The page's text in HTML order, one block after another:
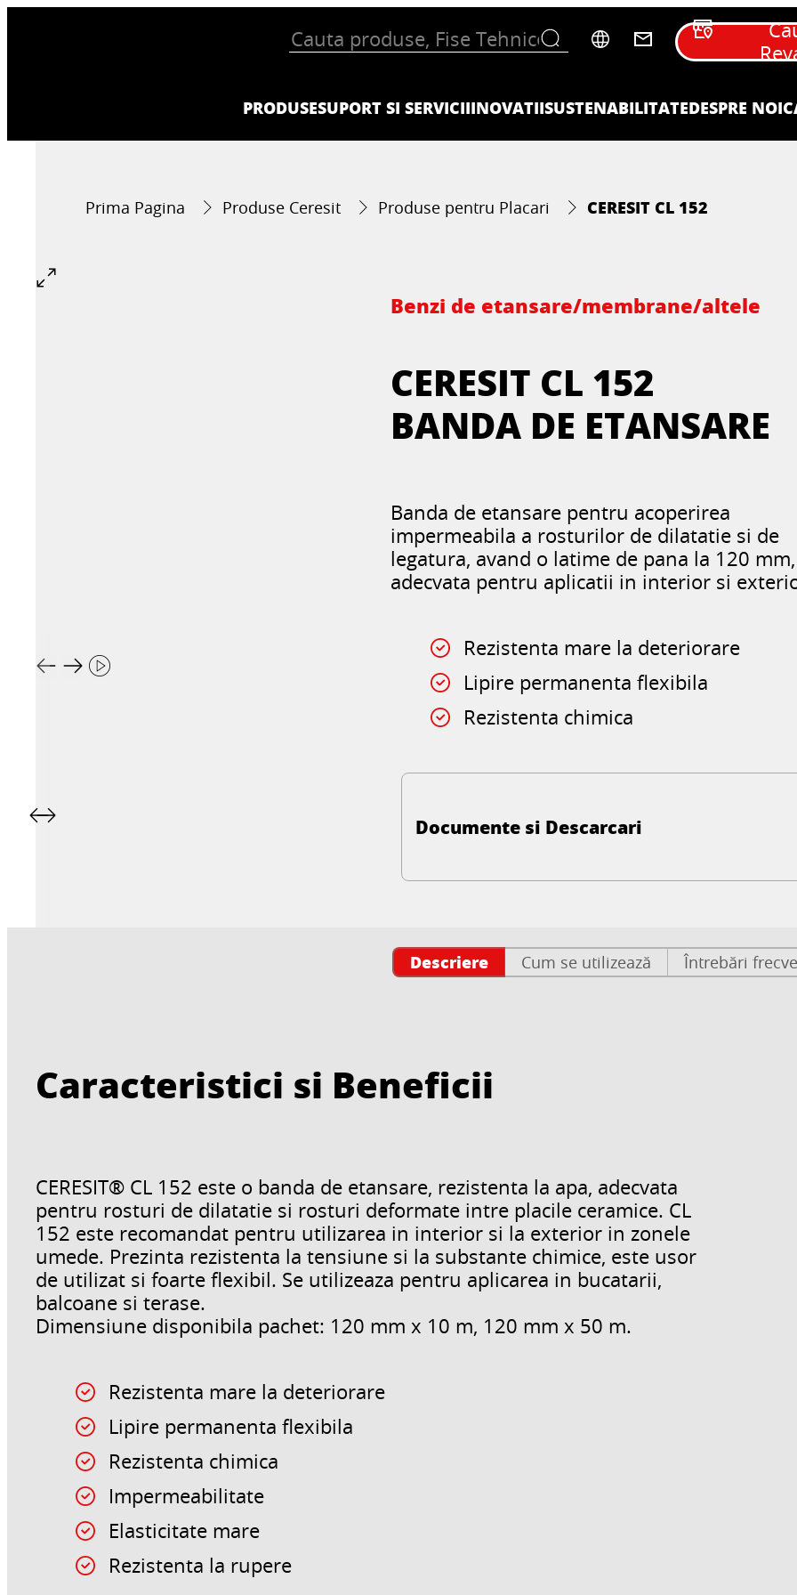
PRODUSESUPORT SI SERVICIIINOVATIISUSTENABILITATEDESPRE NOI
Prima Pagina Produse Ceresit Produse pentru Placari CERESIT CL 152
Benzi de etansare/membrane/altele
CERESIT CL 152
BANDA DE ETANSARE
Banda de etansare pentru acoperirea
impermeabila a rosturilor de dilatatie si de
legatura, avand o latime de pana la 120 mm,
adecvata pentru aplicatii in interior si
Rezistenta mare la deteriorare
Lipire permanenta flexibila
Rezistenta chimica
Documente si Descarcari
Descriere Cum se utilizează Întrebări
Caracteristici si Beneficii
CERESIT® CL 152 este o banda de etansare, rezistenta la apa, adecvata
pentru rosturi de dilatatie si rosturi deformate intre placile ceramice. CL
152 este recomandat pentru utilizarea in interior si la exterior in zonele
umede. Prezinta rezistenta la tensiune si la substante chimice, este usor
de utilizat si foarte flexibil. Se utilizeaza pentru aplicarea in bucatarii,
balcoane si terase.
Dimensiune disponibila pachet: 120 mm x 10 m, 120 mm x 50 m.
Rezistenta mare la deteriorare
Lipire permanenta flexibila
Rezistenta chimica
Impermeabilitate
Elasticitate mare
Rezistenta la rupere